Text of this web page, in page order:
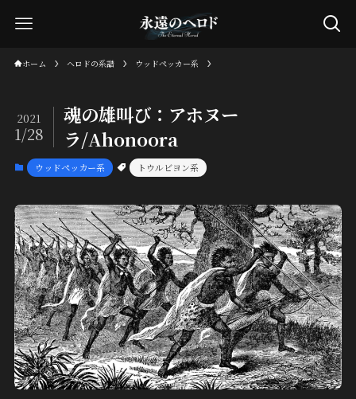
ホーム ヘロドの系譜 ウッドペッカー系
魂の雄叫び：アホヌー
ラ/Ahonoora
2021
1/28
ウッドペッカー系 トウルビヨン系